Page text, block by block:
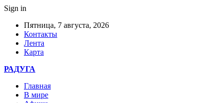
Sign in
Пятница, 7 августа, 2026
Контакты
Лента
Карта
РАДУГА
Главная
В мире